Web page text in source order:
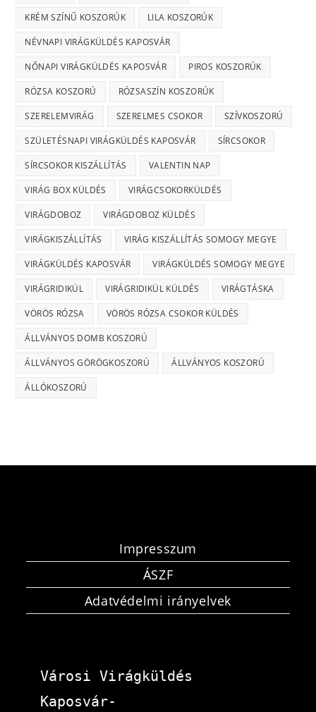
KRÉM SZÍNŰ KOSZORÚK LILA KOSZORÚK
NÉVNAPI VIRÁGKÜLDÉS KAPOSVÁR
NŐNAPI VIRÁGKÜLDÉS KAPOSVÁR PIROS KOSZORÚK
RÓZSA KOSZORÚ RÓZSASZÍN KOSZORÚK
SZERELEMVIRÁG SZERELMES CSOKOR SZÍVKOSZORÚ
SZÜLETÉSNAPI VIRÁGKÜLDÉS KAPOSVÁR SÍRCSOKOR
SÍRCSOKOR KISZÁLLÍTÁS VALENTIN NAP
VIRÁG BOX KÜLDÉS VIRÁGCSOKORKÜLDÉS
VIRÁGDOBOZ VIRÁGDOBOZ KÜLDÉS
VIRÁGKISZÁLLÍTÁS VIRÁG KISZÁLLÍTÁS SOMOGY MEGYE
VIRÁGKÜLDÉS KAPOSVÁR VIRÁGKÜLDÉS SOMOGY MEGYE
VIRÁGRIDIKÜL VIRÁGRIDIKÜL KÜLDÉS VIRÁGTÁSKA
VÖRÖS RÓZSA VÖRÖS RÓZSA CSOKOR KÜLDÉS
ÁLLVÁNYOS DOMB KOSZORÚ
ÁLLVÁNYOS GÖRÖGKOSZORÚ ÁLLVÁNYOS KOSZORÚ
ÁLLÓKOSZORÚ
Impresszum
ÁSZF
Adatvédelmi irányelvek
Városi Virágküldés
Kaposvár-